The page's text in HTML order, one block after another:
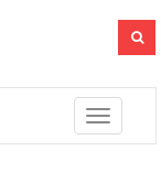
Toggle
navigation